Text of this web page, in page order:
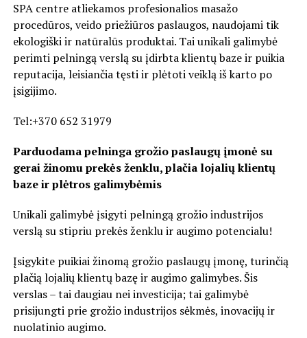
SPA centre atliekamos profesionalios masažo
procedūros, veido priežiūros paslaugos, naudojami tik
ekologiški ir natūralūs produktai. Tai unikali galimybė
perimti pelningą verslą su įdirbta klientų baze ir puikia
reputacija, leisiančia tęsti ir plėtoti veiklą iš karto po
įsigijimo.
Tel:+370 652 31979
Parduodama pelninga grožio paslaugų įmonė su
gerai žinomu prekės ženklu, plačia lojalių klientų
baze ir plėtros galimybėmis
Unikali galimybė įsigyti pelningą grožio industrijos
verslą su stipriu prekės ženklu ir augimo potencialu!
Įsigykite puikiai žinomą grožio paslaugų įmonę, turinčią
plačią lojalių klientų bazę ir augimo galimybes. Šis
verslas – tai daugiau nei investicija; tai galimybė
prisijungti prie grožio industrijos sėkmės, inovacijų ir
nuolatinio augimo.